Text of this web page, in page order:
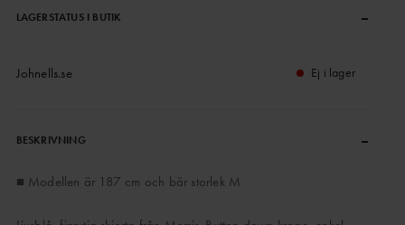
LAGERSTATUS I BUTIK –
Johnells.se Ej i lager
BESKRIVNING –
■ Modellen är 187 cm och bär storlek M